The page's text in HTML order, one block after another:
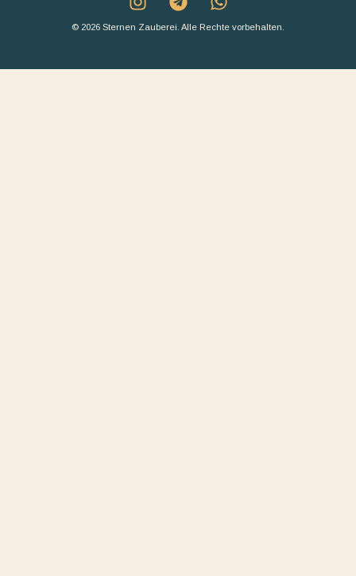
© 2026 Sternen Zauberei. Alle Rechte vorbehalten.